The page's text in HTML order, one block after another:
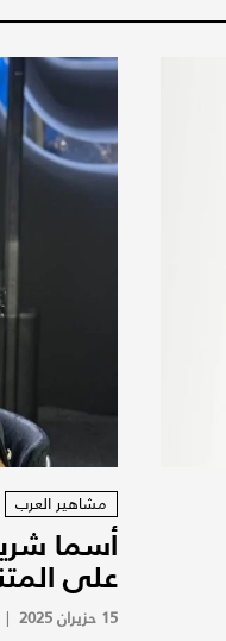
مشاهير العرب
أسما
على
15 حزيران 2025 |